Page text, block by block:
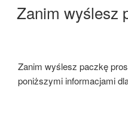
Zanim wyślesz
Zanim wyślesz paczkę
poniższymi informacjami